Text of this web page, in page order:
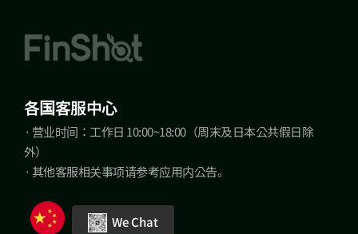
各国客服中心
· 营业时间：工作日 10:00~18:00（周末及日本公共假日除
外）
· 其他客服相关事项请参考应用内公告。
We Chat